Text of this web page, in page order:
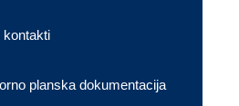
kontakti
planska dokumentacija